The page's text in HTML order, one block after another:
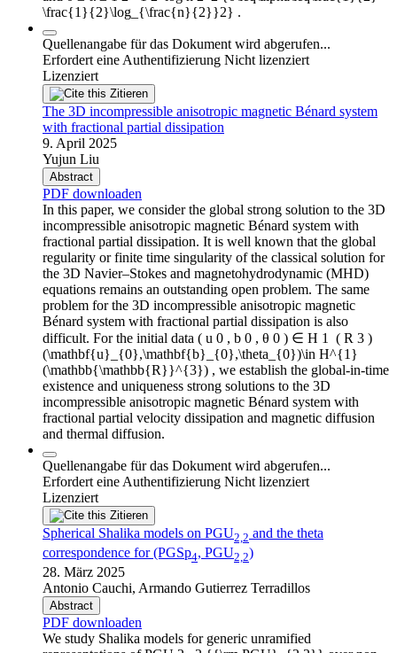
\frac{1}{2}\log_{\frac{n}{2}}2} .
Quellenangabe für das Dokument wird abgerufen...
Erfordert eine Authentifizierung Nicht lizenziert
Lizenziert
Zitieren
The 3D incompressible anisotropic magnetic Bénard system
with fractional partial dissipation
9. April 2025
Yujun Liu
Abstract
PDF downloaden
In this paper, we consider the global strong solution to the 3D
incompressible anisotropic magnetic Bénard system with
fractional partial dissipation. It is well known that the global
regularity or finite time singularity of the classical solution for
the 3D Navier–Stokes and magnetohydrodynamic (MHD)
equations remains an outstanding open problem. The same
problem for the 3D incompressible anisotropic magnetic
Bénard system with fractional partial dissipation is also
difficult. For the initial data ( u 0 , b 0 , θ 0 ) ∈ H 1 ⁢ ( R 3 )
(\mathbf{u}_{0},\mathbf{b}_{0},\theta_{0})\in H^{1}
(\mathbb{\mathbb{R}}^{3}) , we establish the global-in-time
existence and uniqueness strong solutions to the 3D
incompressible anisotropic magnetic Bénard system with
fractional partial velocity dissipation and magnetic diffusion
and thermal diffusion.
Quellenangabe für das Dokument wird abgerufen...
Erfordert eine Authentifizierung Nicht lizenziert
Lizenziert
Zitieren
Spherical Shalika models on PGU2,2 and the theta
correspondence for (PGSp4, PGU2,2)
28. März 2025
Antonio Cauchi, Armando Gutierrez Terradillos
Abstract
PDF downloaden
We study Shalika models for generic unramified